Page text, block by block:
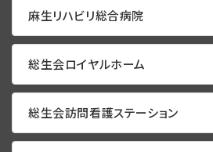
麻生リハビリ総合病院
総生会ロイヤルホーム
総生会訪問看護ステーション